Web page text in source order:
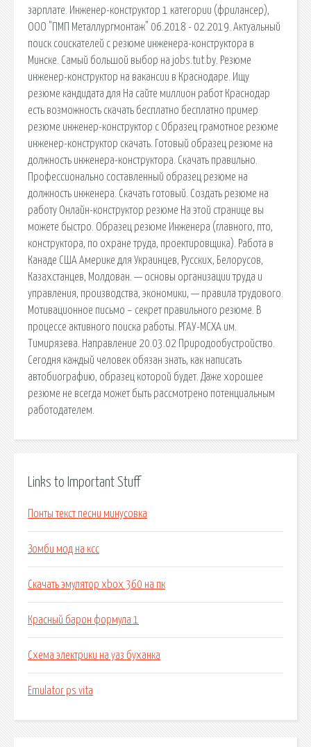
зарплате. Инженер-конструктор 1 категории (фрилансер),
ООО "ПМП Металлургмонтаж" 06.2018 - 02.2019. Актуальный
поиск соискателей с резюме инженера-конструктора в
Минске. Самый большой выбор на jobs.tut.by. Резюме
инженер-конструктор на вакансии в Краснодаре. Ищу
резюме кандидата для На сайте миллион работ Краснодар
есть возможность скачать бесплатно бесплатно пример
резюме инженер-конструктор с Образец грамотное резюме
инженер-конструктор скачать. Готовый образец резюме на
должность инженера-конструктора. Скачать правильно.
Профессионально составленный образец резюме на
должность инженера. Скачать готовый. Создать резюме на
работу Онлайн-конструктор резюме На этой странице вы
можете быстро. Образец резюме Инженера (главного, пто,
конструктора, по охране труда, проектировщика). Работа в
Канаде США Америке для Украинцев, Русских, Белорусов,
Казахстанцев, Молдован. — основы организации труда и
управления, производства, экономики, — правила трудового.
Мотивационное письмо – секрет правильного резюме. В
процессе активного поиска работы. РГАУ-МСХА им.
Тимирязева. Направление 20.03.02 Природообустройство.
Сегодня каждый человек обязан знать, как написать
автобиографию, образец которой будет. Даже хорошее
резюме не всегда может быть рассмотрено потенциальным
работодателем.
Links to Important Stuff
Понты текст песни минусовка
Зомби мод на ксс
Скачать эмулятор xbox 360 на пк
Красный барон формула 1
Схема электрики на уаз буханка
Emulator ps vita